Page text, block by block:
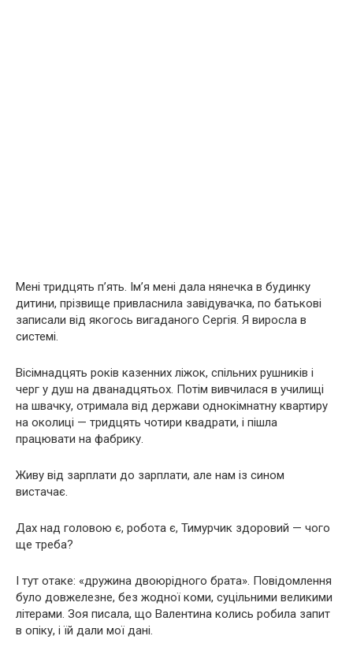
Мені тридцять п’ять. Ім’я мені дала нянечка в будинку
дитини, прізвище привласнила завідувачка, по батькові
записали від якогось вигаданого Сергія. Я виросла в
системі.
Вісімнадцять років казенних ліжок, спільних рушників і
черг у душ на дванадцятьох. Потім вивчилася в училищі
на швачку, отримала від держави однокімнатну квартиру
на околиці — тридцять чотири квадрати, і пішла
працювати на фабрику.
Живу від зарплати до зарплати, але нам із сином
вистачає.
Дах над головою є, робота є, Тимурчик здоровий — чого
ще треба?
І тут отаке: «дружина двоюрідного брата». Повідомлення
було довжелезне, без жодної коми, суцільними великими
літерами. Зоя писала, що Валентина колись робила запит
в опіку, і їй дали мої дані.